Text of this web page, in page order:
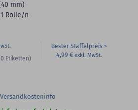
mm)
Rolle/n
Etiketten)
Bester Staffelpreis
4,99 €
Versandkosteninfo